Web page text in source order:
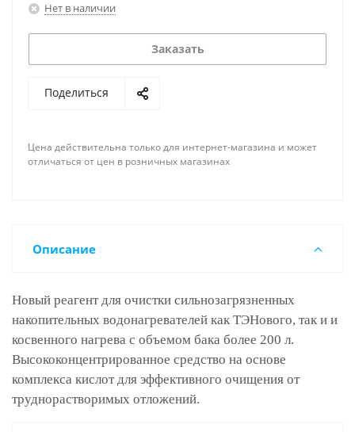
Нет в наличии
Заказать
Поделиться
Цена действительна только для интернет-магазина и может
отличаться от цен в розничных магазинах
Описание
Новый реагент для очистки сильнозагрязненных
накопительных водонагревателей как ТЭНового, так и и
косвенного нагрева с объемом бака более 200 л.
Высококонцентрированное средство на основе
комплекса кислот для эффективного очищения от
труднорастворимых отложений.